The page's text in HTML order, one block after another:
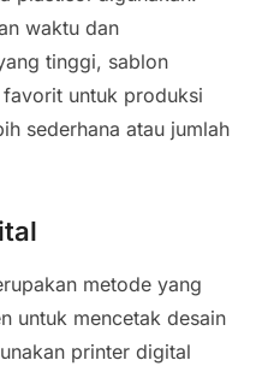
waktu dan
tinggi, sablon
untuk produksi
sederhana atau jumlah
metode yang
untuk mencetak desain
printer digital